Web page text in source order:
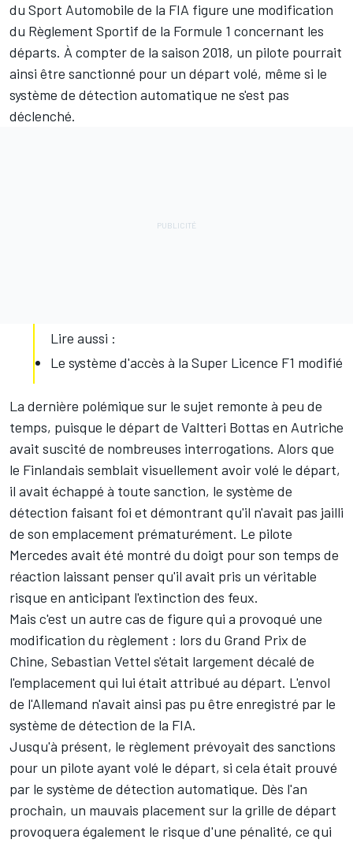
du Sport Automobile de la FIA figure une modification
du Règlement Sportif de la Formule 1 concernant les
départs. À compter de la saison 2018, un pilote pourrait
ainsi être sanctionné pour un départ volé, même si le
système de détection automatique ne s'est pas
déclenché.
Lire aussi :
Le système d'accès à la Super Licence F1 modifié
La dernière polémique sur le sujet remonte à peu de
temps, puisque le départ de Valtteri Bottas en Autriche
avait suscité de nombreuses interrogations. Alors que
le Finlandais semblait visuellement avoir volé le départ,
il avait échappé à toute sanction, le système de
détection faisant foi et démontrant qu'il n'avait pas jailli
de son emplacement prématurément. Le pilote
Mercedes avait été montré du doigt pour son temps de
réaction laissant penser qu'il avait pris un véritable
risque en anticipant l'extinction des feux.
Mais c'est un autre cas de figure qui a provoqué une
modification du règlement : lors du Grand Prix de
Chine, Sebastian Vettel s'était largement décalé de
l'emplacement qui lui était attribué au départ. L'envol
de l'Allemand n'avait ainsi pas pu être enregistré par le
système de détection de la FIA.
Jusqu'à présent, le règlement prévoyait des sanctions
pour un pilote ayant volé le départ, si cela était prouvé
par le système de détection automatique. Dès l'an
prochain, un mauvais placement sur la grille de départ
provoquera également le risque d'une pénalité, ce qui